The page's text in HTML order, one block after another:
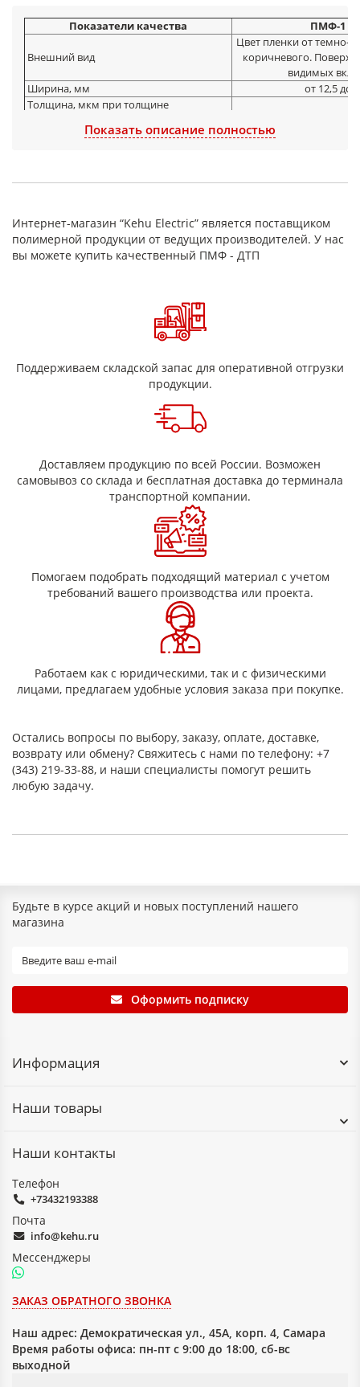
Показатели качества ПМФ-1
Внешний вид
Цвет пленки от темно-
коричневого.
видимых
Ширина, мм
от 12,5 до
Толщина, мкм при толщине
толщине основы: а) 30; б) 40;
Относительное удлинение при
среднее значение
Удельное объемное электрическое
сопротивление, Ом*м, не менее
Адгезионная прочность, Н/см (гс/см) не
в) полиимид фторопласт
Показать описание полностью
Интернет-магазин “Kehu Electric” является поставщиком
полимерной продукции от ведущих производителей. У нас
вы можете купить качественный ПМФ - ДТП
Поддерживаем складской запас для оперативной отгрузки
продукции.
Доставляем продукцию по всей России. Возможен
самовывоз со склада и бесплатная доставка до терминала
транспортной компании.
Помогаем подобрать подходящий материал с учетом
требований вашего производства или проекта.
Работаем как с юридическими, так и с физическими
лицами, предлагаем удобные условия заказа при покупке.
Остались вопросы по выбору, заказу, оплате, доставке,
возврату или обмену? Свяжитесь с нами по телефону: +7
(343) 219-33-88, и наши специалисты помогут решить
любую задачу.
Будьте в курсе акций и новых поступлений нашего
магазина
Оформить подписку
Информация
Наши товары
Наши контакты
Телефон
+73432193388
Почта
info@kehu.ru
Мессенджеры
ЗАКАЗ ОБРАТНОГО ЗВОНКА
Наш адрес: Демократическая ул., 45А, корп. 4, Самара
Время работы офиса: пн-пт с 9:00 до 18:00, сб-вс
выходной